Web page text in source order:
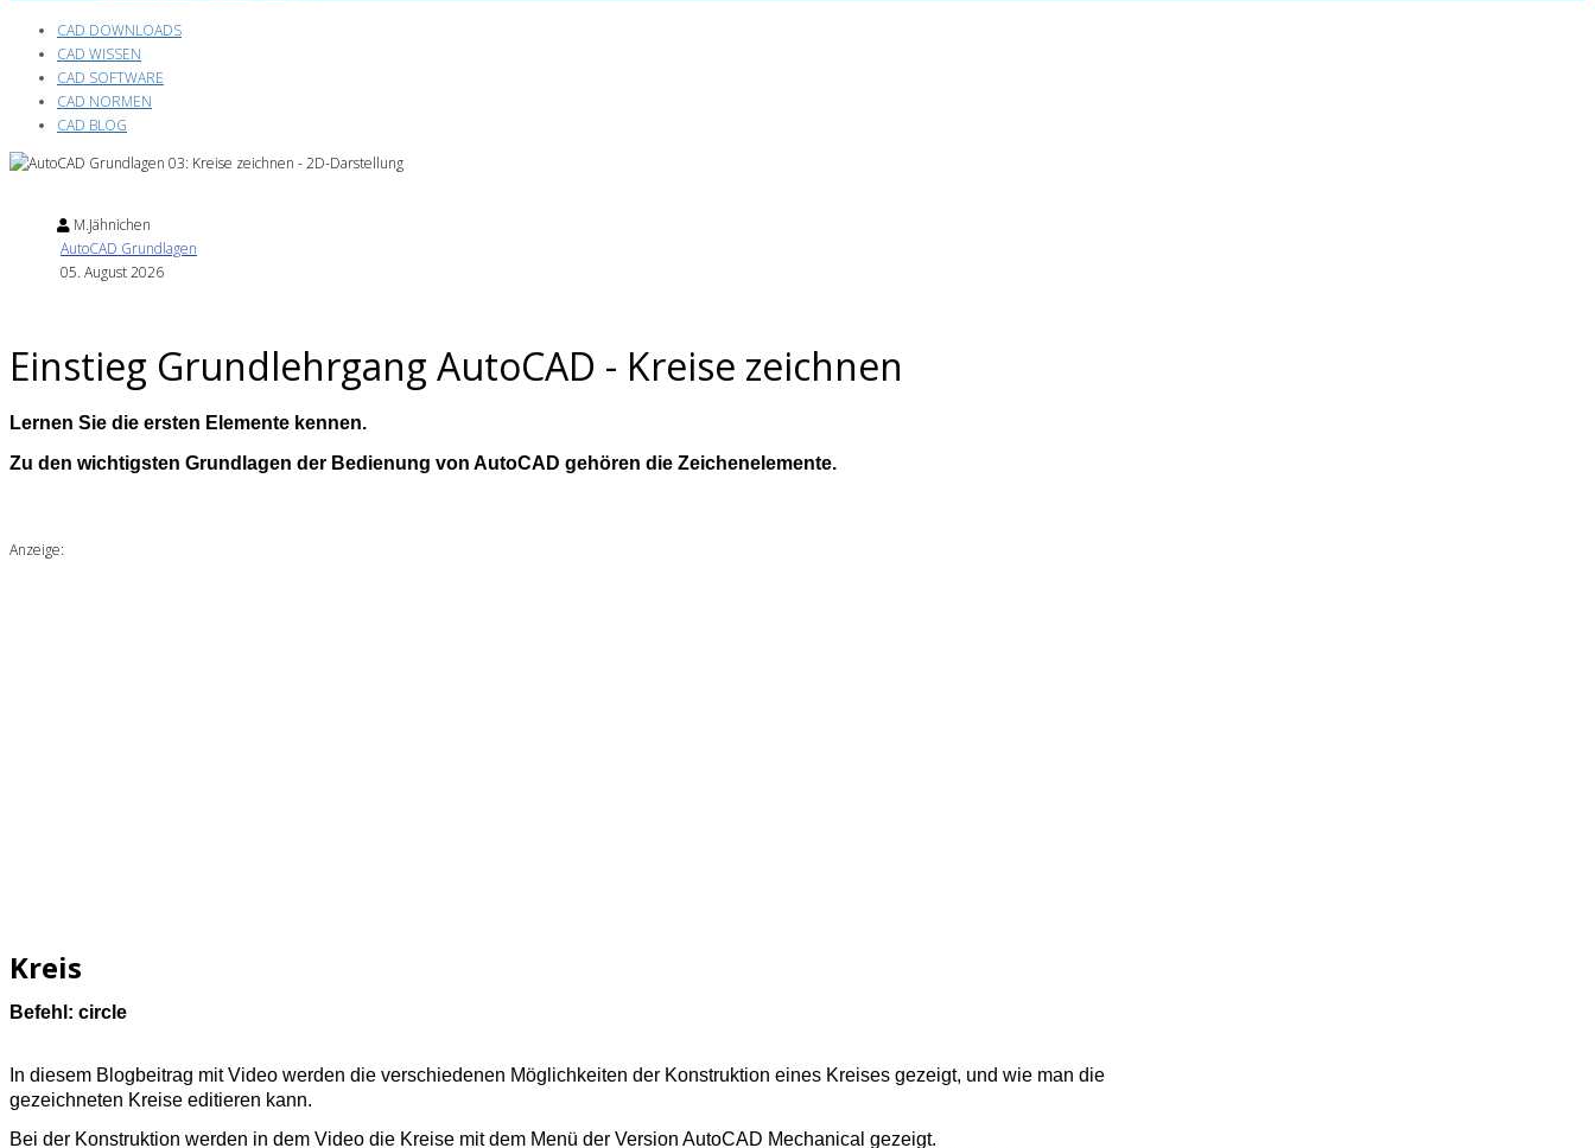
CAD DOWNLOADS
CAD WISSEN
CAD SOFTWARE
CAD NORMEN
CAD BLOG
M.Jähnichen
AutoCAD Grundlagen
05. August 2026
Einstieg Grundlehrgang AutoCAD - Kreise zeichnen
Lernen Sie die ersten Elemente kennen.
Zu den wichtigsten Grundlagen der Bedienung von AutoCAD gehören die Zeichenelemente.
Anzeige:
Kreis
Befehl: circle
In diesem Blogbeitrag mit Video werden die verschiedenen Möglichkeiten der Konstruktion eines Kreises gezeigt, und wie man die
gezeichneten Kreise editieren kann.
Bei der Konstruktion werden in dem Video die Kreise mit dem Menü der Version AutoCAD Mechanical gezeigt.